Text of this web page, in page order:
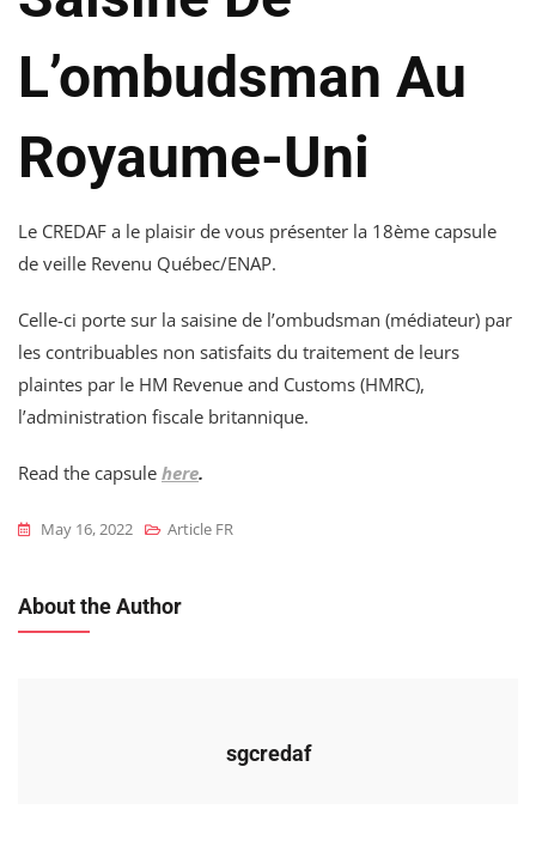
L’ombudsman Au
Royaume-Uni
Le CREDAF a le plaisir de vous présenter la 18ème capsule
de veille Revenu Québec/ENAP.
Celle-ci porte sur la saisine de l’ombudsman (médiateur) par
les contribuables non satisfaits du traitement de leurs
plaintes par le HM Revenue and Customs (HMRC),
l’administration fiscale britannique.
Read the capsule here.
May 16, 2022 Article FR
About the Author
sgcredaf